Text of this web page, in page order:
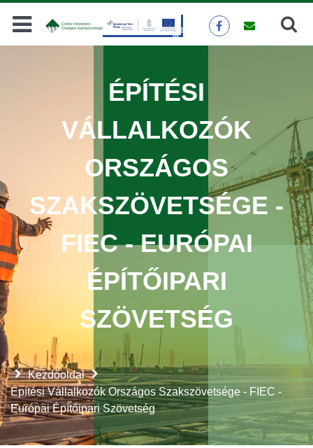
Keresés
Kezdőoldal
Építési Vállalkozók Országos Szakszövetsége - FIEC -
Európai Építőipari Szövetség
ÉPÍTÉSI
VÁLLALKOZÓK
ORSZÁGOS
SZAKSZÖVETSÉGE -
FIEC - EURÓPAI
ÉPÍTŐIPARI
SZÖVETSÉG